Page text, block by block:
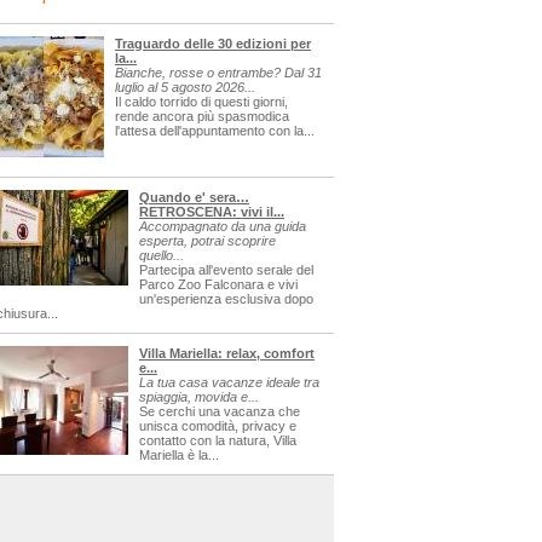
Traguardo delle 30 edizioni per
la...
Bianche, rosse o entrambe? Dal 31
luglio al 5 agosto 2026...
Il caldo torrido di questi giorni,
rende ancora più spasmodica
l'attesa dell'appuntamento con la...
Quando e' sera…
RETROSCENA: vivi il...
Accompagnato da una guida
esperta, potrai scoprire
quello...
Partecipa all'evento serale del
Parco Zoo Falconara e vivi
un'esperienza esclusiva dopo
Villa Mariella: relax, comfort
e...
La tua casa vacanze ideale tra
spiaggia, movida e...
Se cerchi una vacanza che
unisca comodità, privacy e
contatto con la natura, Villa
Mariella è la...